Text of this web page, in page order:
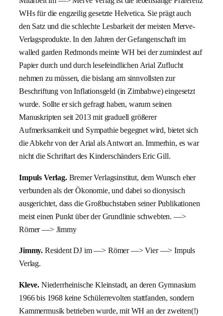
WHs für die engzeilig gesetzte Helvetica. Sie prägt auch
den Satz und die schlechte Lesbarkeit der meisten Merve-
Verlagsprodukte. In den Jahren der Gefangenschaft im
walled garden Redmonds meinte WH bei der zumindest auf
Papier durch und durch lesefeindlichen Arial Zuflucht
nehmen zu müssen, die bislang am sinnvollsten zur
Beschriftung von Inflationsgeld (in Zimbabwe) eingesetzt
wurde. Sollte er sich gefragt haben, warum seinen
Manuskripten seit 2013 mit graduell größerer
Aufmerksamkeit und Sympathie begegnet wird, bietet sich
die Abkehr von der Arial als Antwort an. Immerhin, es war
nicht die Schriftart des Kinderschänders Eric Gill.
Impuls Verlag.Bremer Verlagsinstitut, dem Wunsch eher
verbunden als der Ökonomie, und dabei so dionysisch
ausgerichtet, dass die Großbuchstaben seiner Publikationen
meist einen Punkt über der Grundlinie schwebten. —>
Römer —> Jimmy
Jimmy. Resident DJ im —> Römer —> Vier —> Impuls
Verlag.
Kleve. Niederrheinische Kleinstadt, an deren Gymnasium
1966 bis 1968 keine Schülerrevolten stattfanden, sondern
Kammermusik betrieben wurde, mit WH an der zweiten(!)